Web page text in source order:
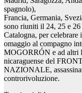
spagnolo),
Francia, Germania,
sono riuniti il 24, 25 e
Catalogna, per celebrare
omaggio al compagno
MOGORRÓN e ad altri
nicaraguense del
NAZIONALE,
controrivoluzione.